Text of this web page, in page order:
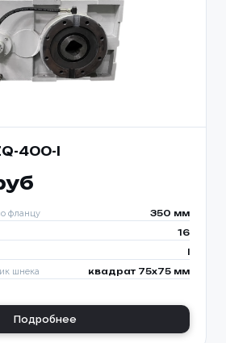
400-I
фланцу 350 мм
16
шнека квадрат 75х75 мм
Подробнее